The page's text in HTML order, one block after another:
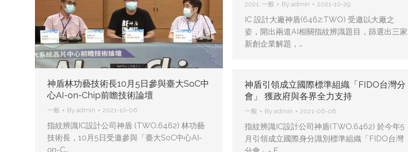
2021, 一般 By admin 2021-10-29
IC 設計大廠神盾(6462:TWO) 受邀以大廠之
姿，開出兩道AI相關指紋辨識題目，篩選出三家
新創企業解題，…
神盾林功藝技術長10月5日參與臺大SoC中
心AI-on-Chip前瞻技術論壇
一般 By admin 2021-10-06
指紋辨識IC設計公司神盾 (TWO.6462) 林功藝
技術長，10月5日受邀參與「臺大SoC中心AI-
on-C…
神盾引領成立國際標準組織「FIDO台灣分
會」 獲政府與各界全力支持
一般 By admin 2021-06-08
指紋辨識IC設計公司神盾(TWO.6462) 於今年5
月引領成立國際身分識別標準組織「FIDO台灣